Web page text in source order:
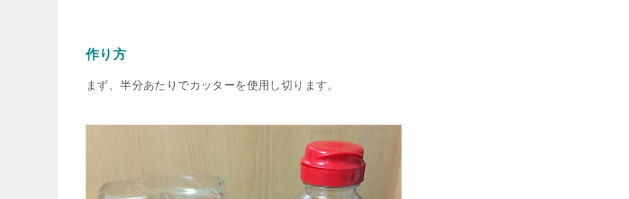
作り方
まず、半分あたりでカッターを使用し切ります。